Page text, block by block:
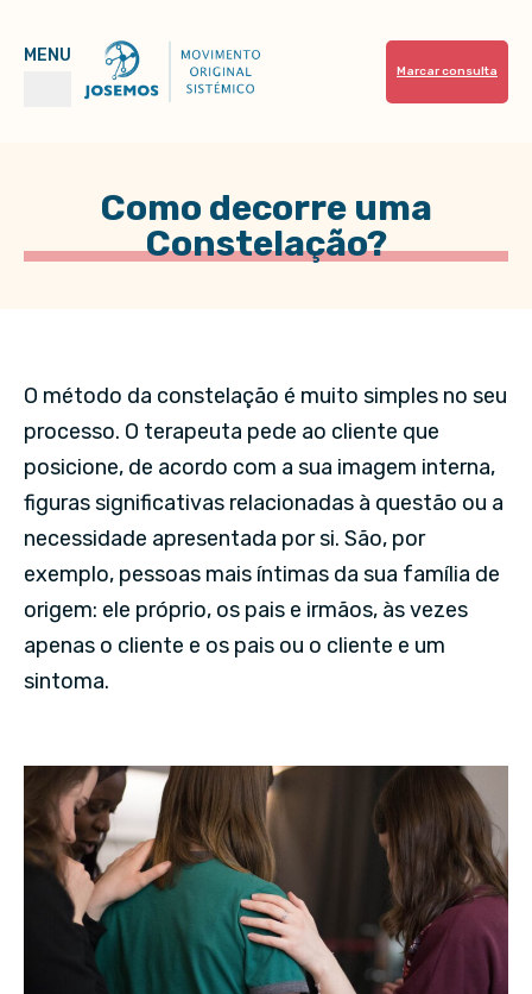
Marcar consulta
Como decorre uma
Constelação?
O método da constelação é muito simples no seu
processo. O terapeuta pede ao cliente que
posicione, de acordo com a sua imagem interna,
figuras significativas relacionadas à questão ou a
necessidade apresentada por si. São, por
exemplo, pessoas mais íntimas da sua família de
origem: ele próprio, os pais e irmãos, às vezes
apenas o cliente e os pais ou o cliente e um
sintoma.